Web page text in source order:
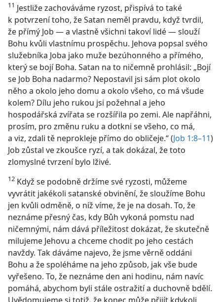
11 Jestliže zachováváme ryzost, přispívá to také
k potvrzení toho, že Satan neměl pravdu, když tvrdil,
že přímý Job — a vlastně všichni takoví lidé — slouží
Bohu kvůli vlastnímu prospěchu. Jehova popsal svého
služebníka Joba jako muže bezúhonného a přímého,
který se bojí Boha. Satan na to ničemně prohlásil: „Bojí
se Job Boha nadarmo? Nepostavil jsi sám plot okolo
něho a okolo jeho domu a okolo všeho, co má všude
kolem? Dílu jeho rukou jsi požehnal a jeho
hospodářská zvířata se rozšířila po zemi. Ale napřáhni,
prosím, pro změnu ruku a dotkni se všeho, co má,
a viz, zdali tě neprokleje přímo do obličeje.“ (Job 1:8–11)
Job zůstal ve zkoušce ryzí, a tak dokázal, že toto
zlomyslné tvrzení bylo lživé.
12 Když se podobně držíme své ryzosti, můžeme
vyvrátit jakékoli satanské obvinění, že sloužíme Bohu
jen kvůli odměně, o níž víme, že je na dosah. To, že
neznáme přesný čas, kdy Bůh vykoná pomstu nad
ničemnými, nám dává příležitost dokázat, že skutečně
milujeme Jehovu a chceme chodit po jeho cestách
navždy. Tak dáváme najevo, že jsme věrně oddáni
Bohu a že spoléháme na jeho způsob, jak vše bude
vyřešeno. To, že neznáme den ani hodinu, nám navíc
pomáhá, abychom byli stále ostražití a duchovně bdělí.